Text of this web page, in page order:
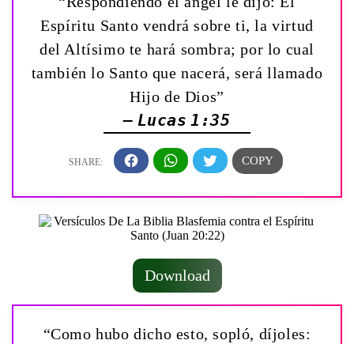
Espíritu Santo vendrá sobre ti, la virtud
del Altísimo te hará sombra; por lo cual
también lo Santo que nacerá, será llamado
Hijo de Dios”
— Lucas 1:35
Download
“Como hubo dicho esto, sopló, díjoles: